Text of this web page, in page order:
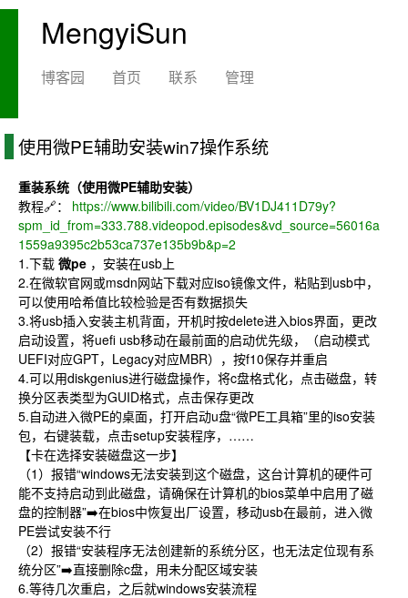
MengyiSun
博客园 首页 联系 管理
使用微PE辅助安装win7操作系统
重装系统（使用微PE辅助安装）
教程🔗：
https://www.bilibili.com/video/BV1DJ411D79y?
spm_id_from=333.788.videopod.episodes&vd_source=56016a
1559a9395c2b53ca737e135b9b&p=2
1.下载 微pe ，安装在usb上
2.在微软官网或msdn网站下载对应iso镜像文件，粘贴到usb中，
可以使用哈希值比较检验是否有数据损失
3.将usb插入安装主机背面，开机时按delete进入bios界面，更改
启动设置，将uefi usb移动在最前面的启动优先级，（启动模式
UEFI对应GPT，Legacy对应MBR），按f10保存并重启
4.可以用diskgenius进行磁盘操作，将c盘格式化，点击磁盘，转
换分区表类型为GUID格式，点击保存更改
5.自动进入微PE的桌面，打开启动u盘“微PE工具箱”里的iso安装
包，右键装载，点击setup安装程序，……
【卡在选择安装磁盘这一步】
（1）报错“windows无法安装到这个磁盘，这台计算机的硬件可
能不支持启动到此磁盘，请确保在计算机的bios菜单中启用了磁
盘的控制器”➡️在bios中恢复出厂设置，移动usb在最前，进入微
PE尝试安装不行
（2）报错“安装程序无法创建新的系统分区，也无法定位现有系
统分区”➡️直接删除c盘，用未分配区域安装
6.等待几次重启，之后就windows安装流程